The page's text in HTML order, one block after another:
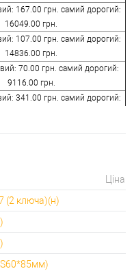
167.00 грн. самий дорогий:
16049.00 грн.
107.00 грн. самий дорогий:
14836.00 грн.
70.00 грн. самий дорогий:
9116.00 грн.
341.00 грн. самий дорогий:
600.00 грн. самий дорогий:
660.00 грн.
Ціна
(2 ключа)(н)